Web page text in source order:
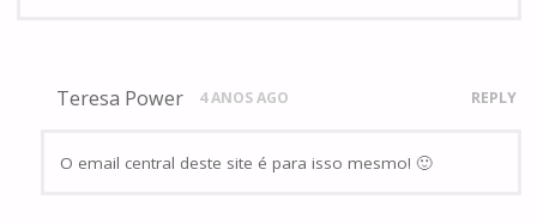
Teresa Power 4 ANOS AGO REPLY
O email central deste site é para isso mesmo! 🙂